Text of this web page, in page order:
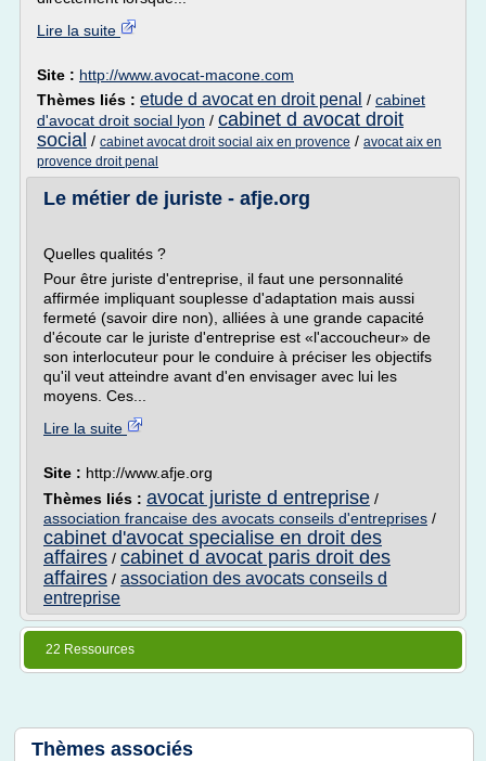
Lire la suite
Site : http://www.avocat-macone.com
Thèmes liés : etude d avocat en droit penal / cabinet
d'avocat droit social lyon / cabinet d avocat droit
social / cabinet avocat droit social aix en provence / avocat aix en
provence droit penal
Le métier de juriste - afje.org
Quelles qualités ?
Pour être juriste d'entreprise, il faut une personnalité
affirmée impliquant souplesse d'adaptation mais aussi
fermeté (savoir dire non), alliées à une grande capacité
d'écoute car le juriste d'entreprise est «l'accoucheur» de
son interlocuteur pour le conduire à préciser les objectifs
qu'il veut atteindre avant d'en envisager avec lui les
moyens. Ces...
Lire la suite
Site : http://www.afje.org
Thèmes liés : avocat juriste d entreprise /
association francaise des avocats conseils d'entreprises /
cabinet d'avocat specialise en droit des
affaires / cabinet d avocat paris droit des
affaires / association des avocats conseils d
entreprise
22 Ressources
Thèmes associés